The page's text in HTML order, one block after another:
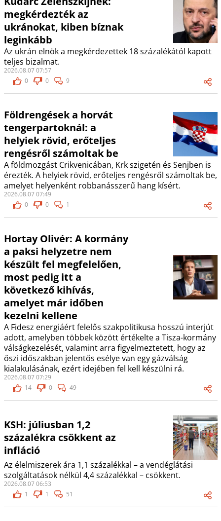
megkérdezték az
ukránokat, kiben bíznak
leginkább
Az ukrán elnök a megkérdezettek 18 százalékától kapott
teljes bizalmat.
2026.08.07 07:57
0
0 9
Földrengések a horvát
tengerpartoknál: a
helyiek rövid, erőteljes
rengésről számoltak be
A földmozgást Crikvenicában, Krk szigetén és Senjben is
érezték. A helyiek rövid, erőteljes rengésről számoltak be,
amelyet helyenként robbanásszerű hang kísért.
2026.08.07 07:49
0
0 1
Hortay Olivér: A kormány
a paksi helyzetre nem
készült fel megfelelően,
most pedig itt a
következő kihívás,
amelyet már időben
kezelni kellene
A Fidesz energiáért felelős szakpolitikusa hosszú interjút
adott, amelyben többek között értékelte a Tisza-kormány
válságkezelését, valamint arra figyelmeztetett, hogy az
őszi időszakban jelentős esélye van egy gázválság
kialakulásának, ezért idejében fel kell készülni rá.
2026.08.07 07:29
14
0 49
KSH: júliusban 1,2
százalékra csökkent az
infláció
Az élelmiszerek ára 1,1 százalékkal – a vendéglátási
szolgáltatások nélkül 4,4 százalékkal – csökkent.
2026.08.07 06:53
1
1 51